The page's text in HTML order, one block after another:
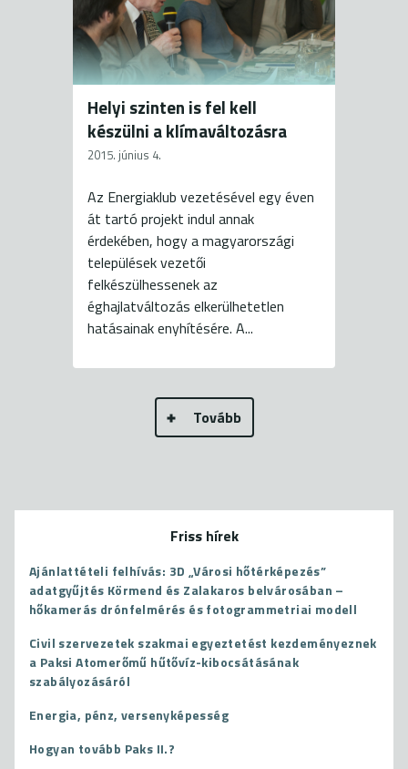
Helyi szinten is fel kell
készülni a klímaváltozásra
2015. június 4.
Az Energiaklub vezetésével egy éven
át tartó projekt indul annak
érdekében, hogy a magyarországi
települések vezetői
felkészülhessenek az
éghajlatváltozás elkerülhetetlen
hatásainak enyhítésére. A...
Tovább
Friss hírek
Ajánlattételi felhívás: 3D „Városi hőtérképezés”
adatgyűjtés Körmend és Zalakaros belvárosában –
hőkamerás drónfelmérés és fotogrammetriai modell
Civil szervezetek szakmai egyeztetést kezdeményeznek
a Paksi Atomerőmű hűtővíz-kibocsátásának
szabályozásáról
Energia, pénz, versenyképesség
Hogyan tovább Paks II.?